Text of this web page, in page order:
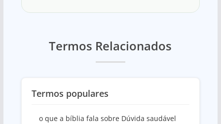
Termos Relacionados
Termos populares
o que a bíblia fala sobre Dúvida saudável